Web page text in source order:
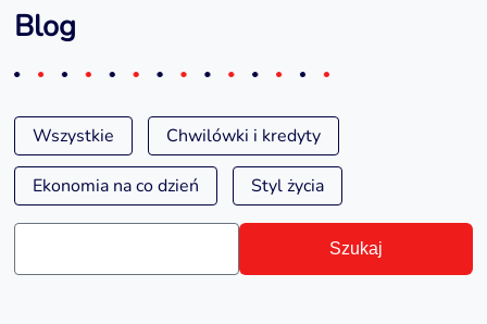
Blog
Wszystkie Chwilówki i kredyty
Ekonomia na co dzień Styl życia
Szukaj